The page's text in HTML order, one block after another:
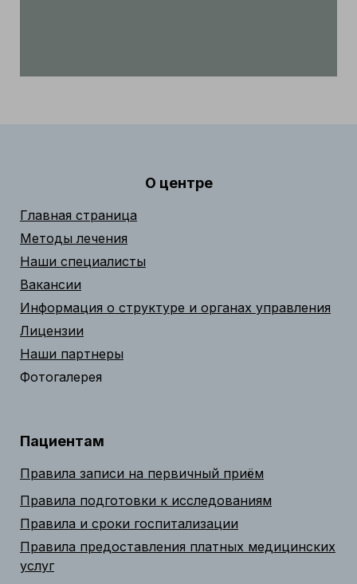
О центре
Главная страница
Методы лечения
Наши специалисты
Вакансии
Информация о структуре и органах управления
Лицензии
Наши партнеры
Фотогалерея
Пациентам
Правила записи на первичный приём
Правила подготовки к исследованиям
Правила и сроки госпитализации
Правила предоставления платных медицинских
услуг